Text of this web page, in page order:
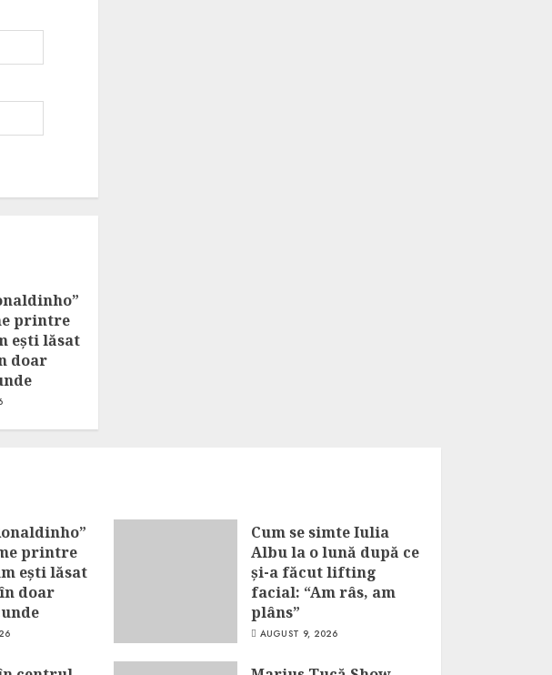
printre
ești lăsat
doar
printre
ești lăsat
doar
Cum se simte Iulia
Albu la o lună după ce
și-a făcut lifting
facial: “Am râs, am
plâns”
AUGUST 9, 2026